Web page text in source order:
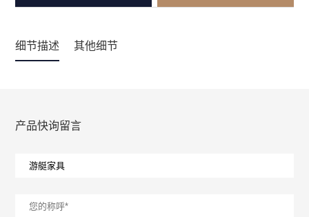
细节描述 其他细节
产品快询留言